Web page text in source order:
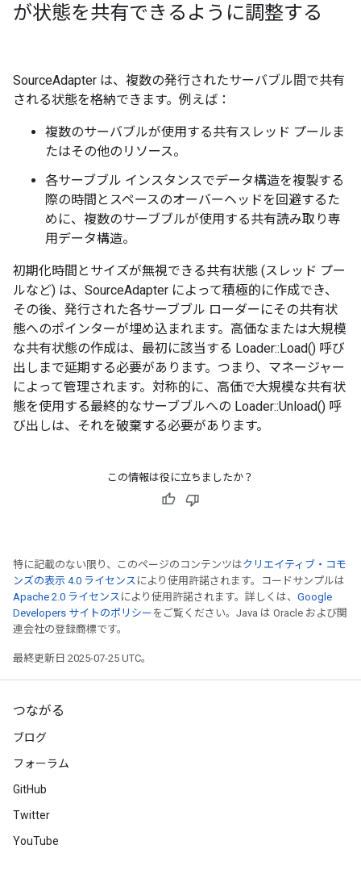
が状態を共有できるように調整する
SourceAdapter は、複数の発行されたサーバブル間で共有
される状態を格納できます。例えば：
複数のサーバブルが使用する共有スレッド プールま
たはその他のリソース。
各サーブブル インスタンスでデータ構造を複製する
際の時間とスペースのオーバーヘッドを回避するた
めに、複数のサーブブルが使用する共有読み取り専
用データ構造。
初期化時間とサイズが無視できる共有状態 (スレッド プー
ルなど) は、SourceAdapter によって積極的に作成でき、
その後、発行された各サーブブル ローダーにその共有状
態へのポインターが埋め込まれます。高価なまたは大規模
な共有状態の作成は、最初に該当する Loader::Load() 呼び
出しまで延期する必要があります。つまり、マネージャー
によって管理されます。対称的に、高価で大規模な共有状
態を使用する最終的なサーブブルへの Loader::Unload() 呼
び出しは、それを破棄する必要があります。
この情報は役に立ちましたか？
特に記載のない限り、このページのコンテンツはクリエイティブ・コモ
ンズの表示 4.0 ライセンス により使用許諾されます。コードサンプルは
Apache 2.0 ライセンス により使用許諾されます。詳しくは、 Google
Developers サイトのポリシー をご覧ください。Java は Oracle および関
連会社の登録商標です。
最終更新日 2025-07-25 UTC。
つながる
ブログ
フォーラム
GitHub
Twitter
YouTube